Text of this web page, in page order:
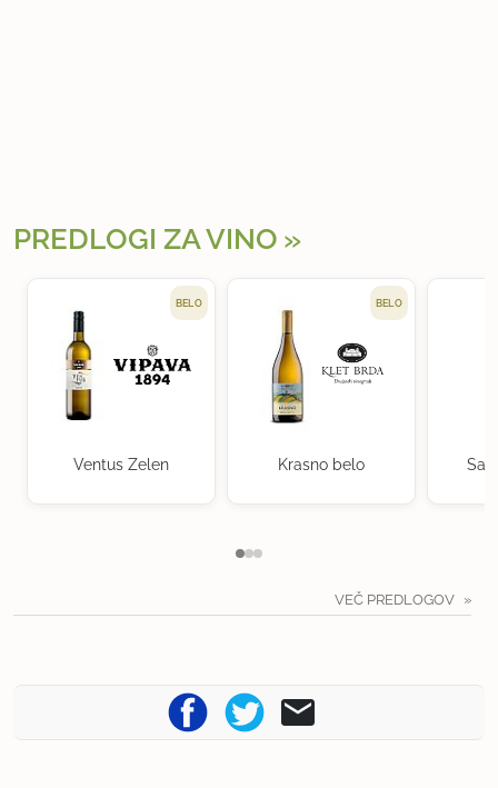
PREDLOGI ZA VINO
BELO
Ventus Zelen
BELO
Krasno belo
VEČ PREDLOGOV